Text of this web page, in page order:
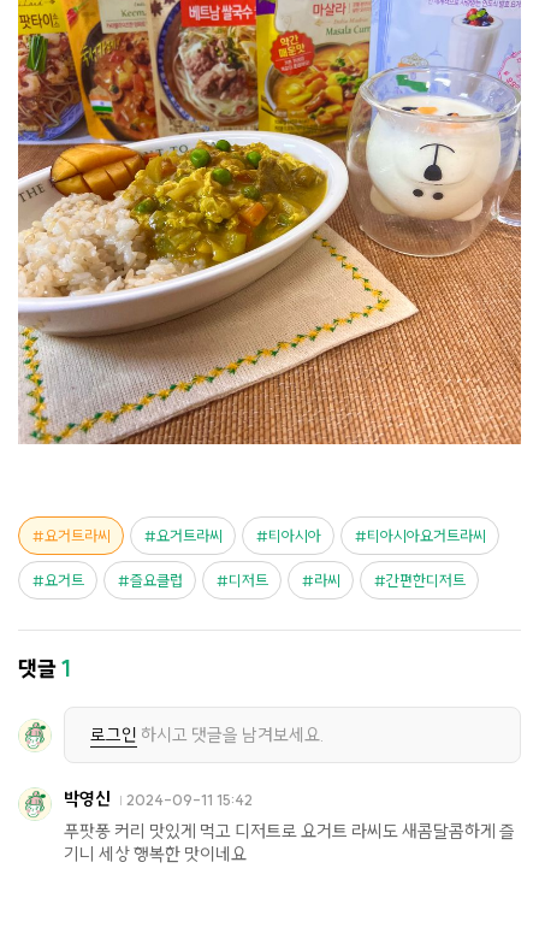
요거트라씨 요거트라씨 티아시아 티아시아요거트라씨
요거트 즐요클럽 디저트 라씨 간편한디저트
댓글1
로그인 하시고 댓글을 남겨보세요.
박영신 2024-09-11 15:42
푸팟퐁 커리 맛있게 먹고 디저트로 요거트 라씨도 새콤달콤하게 즐
기니 세상 행복한 맛이네요